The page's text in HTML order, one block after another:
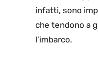
infatti, sono
che tendono a
l’imbarco.